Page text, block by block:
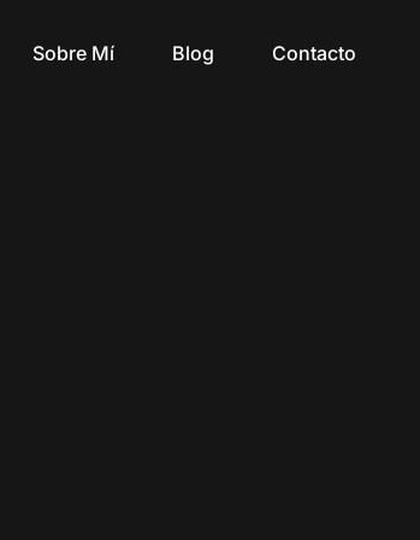
Sobre Mí Blog Contacto